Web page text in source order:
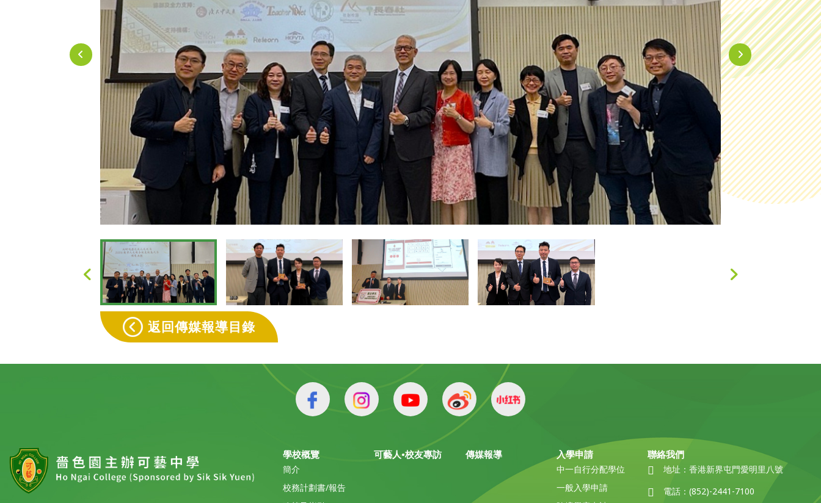
返回傳媒報導目錄
學校概覽
簡介
校務計劃書/報告
可藝人•校友專訪 傳媒報導 入學申請
中一自行分配學位
一般入學申請
聯絡我們
地址：香港新界屯門愛明里八號
電話：(852)-2441-7100